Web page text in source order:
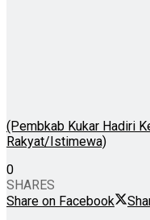
(Pembkab Kukar Hadiri
Rakyat/Istimewa)
0
SHARES
Share on Facebook